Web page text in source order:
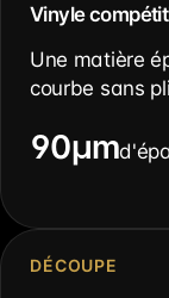
Vinyle
Une matière
courbe sans
90µm
DÉCOUPE